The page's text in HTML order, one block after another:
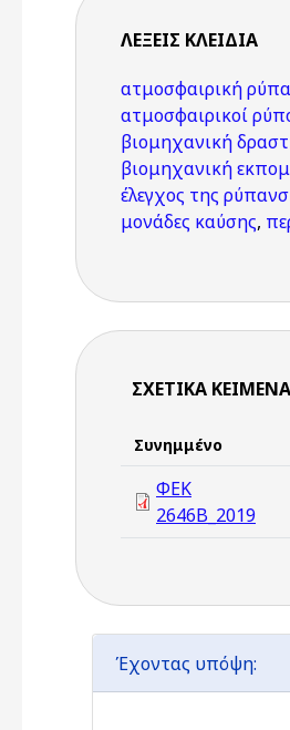
ΛΈΞΕΙΣ KΛΕΙΔΙΆ
ατμοσφαιρική
ατμοσφαιρικοί
βιομηχανική
βιομηχανική
έλεγχος της
μονάδες καύσης,
ΣΧΕΤΙΚΆ ΚΕΊΜΕΝΑ
Συνημμένο
ΦΕΚ
2646Β_2019
Έχοντας υπόψη: